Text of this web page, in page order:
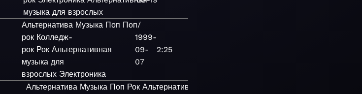
музыка для взрослых
Альтернатива Музыка Поп Поп/
рок Колледж-
рок Рок Альтернативная
музыка для
взрослых Электроника
1999-
09-
07
2:25
Альтернатива Музыка Поп Рок Альтернативная